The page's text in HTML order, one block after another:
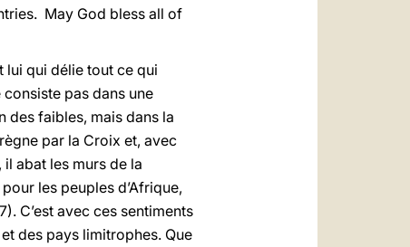
May God bless all of
lui qui délie tout ce qui
pas dans une
des faibles, mais dans la
par la Croix et, avec
abat les murs de la
les peuples d’Afrique,
C’est avec ces sentiments
des pays limitrophes. Que